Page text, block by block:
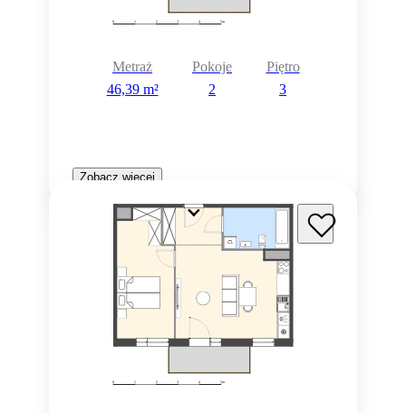
Metraż
46,39 m²
Pokoje
2
Piętro
3
Zobacz więcej